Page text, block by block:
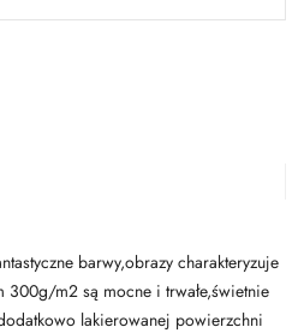
barwy,obrazy charakteryzuje
300g/m2 są mocne i trwałe,świetnie
lakierowanej powierzchni